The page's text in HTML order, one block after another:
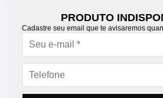
PRODUTO
Cadastre seu email que te avisaremos